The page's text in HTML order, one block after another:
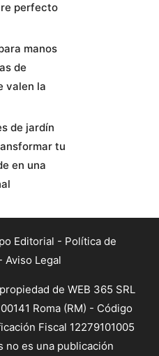
perfecto
manos
de
valen la
de jardín
tu
en una
Editorial - Política de
Aviso Legal
de WEB 365 SRL
Roma (RM) - Código
Fiscal 12279101005
no es una publicación